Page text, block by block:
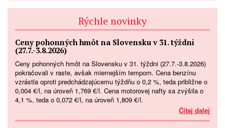
Rýchle novinky
Ceny pohonných hmôt na Slovensku v 31. týždni
(27.7.-3.8.2026)
Ceny pohonných hmôt na Slovensku v 31. týždni (27.7.-3.8.2026)
pokračovali v raste, avšak miernejším tempom. Cena benzínu
vzrástla oproti predchádzajúcemu týždňu o 0,2 %, teda približne o
0,004 €/l, na úroveň 1,769 €/l. Cena motorovej nafty sa zvýšila o
4,1 %, teda o 0,072 €/l, na úroveň 1,809 €/l.
Čítaj dalej